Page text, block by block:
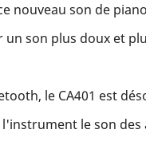
nouveau son de
son plus doux et
le CA401 est
le son